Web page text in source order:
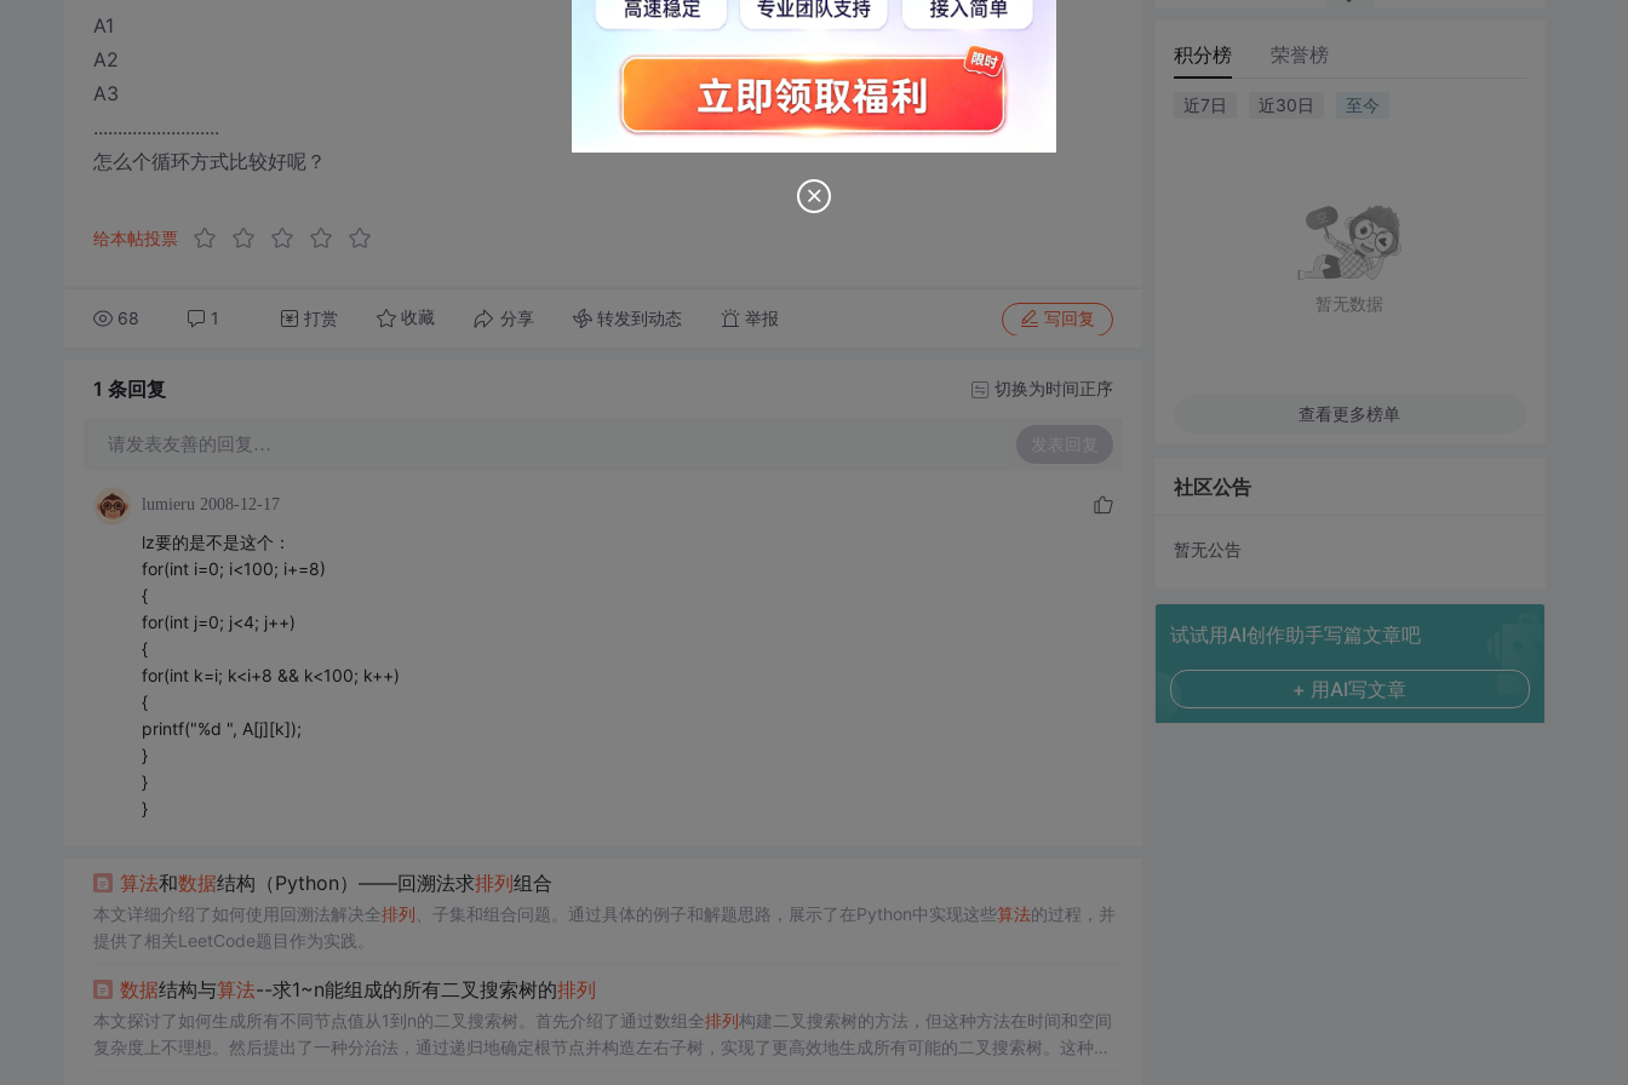
A1
A2
A3
..........................
怎么个循环方式比较好呢？
给本帖投票
68 1 打赏 收藏 分享 转发到动态 举报 写回复
1 条回复 切换为时间正序
请发表友善的回复… 发表回复
lumieru 2008-12-17
lz要的是不是这个：
for(int i=0; i<100; i+=8)
{
for(int j=0; j<4; j++)
{
for(int k=i; k<i+8 && k<100; k++)
{
printf("%d ", A[j][k]);
}
}
}
算法和数据结构（Python）——回溯法求排列组合
本文详细介绍了如何使用回溯法解决全排列 、子集和组合问题。通过具体的例子和解题思路，展示了在Python中实现这些算法的过程，并
提供了相关LeetCode题目作为实践。
数据结构与算法--求1~n能组成的所有二叉搜索树的排列
本文探讨了如何生成所有不同节点值从1到n的二叉搜索树。首先介绍了通过数组全排列构建二叉搜索树的方法，但这种方法在时间和空间
复杂度上不理想。然后提出了一种分治法，通过递归地确定根节点并构造左右子树，实现了更高效地生成所有可能的二叉搜索树。这种方
积分榜 荣誉榜
近7日 近30日 至今
暂无数据
查看更多榜单
社区公告
暂无公告
试试用AI创作助手写篇文章吧
+ 用AI写文章